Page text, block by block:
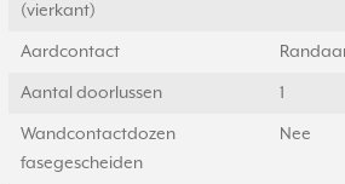
(vierkant)
Aardcontact
Aantal doorlussen 1
Wandcontactdozen
fasegescheiden
Nee